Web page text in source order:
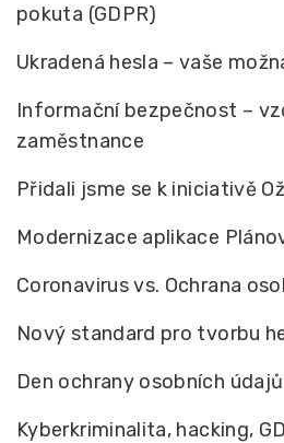
pokuta (GDPR)
Ukradená hesla – vaše
Informační bezpečnost –
zaměstnance
Přidali jsme se k iniciativě
Modernizace aplikace
Coronavirus vs. Ochrana
Nový standard pro tvorbu
Den ochrany osobních
Kyberkriminalita, hacking,